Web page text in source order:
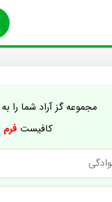
مجموعه گز آراد شما
کافیستفرم